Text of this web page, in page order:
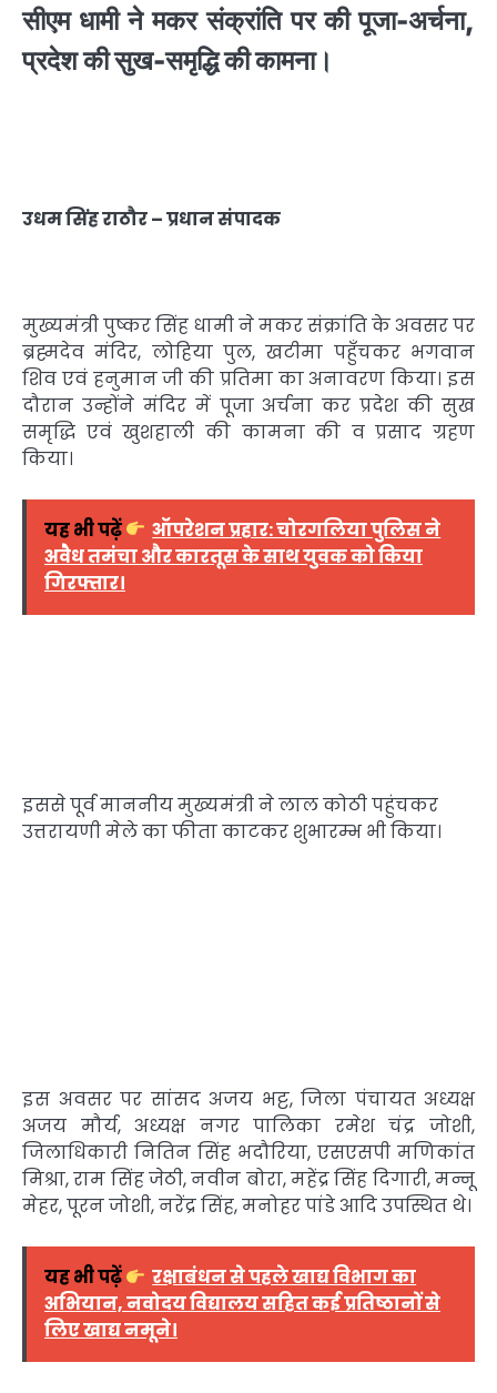
सीएम धामी ने मकर संक्रांति पर की पूजा-अर्चना,
प्रदेश की सुख-समृद्धि की कामना।
उधम सिंह राठौर – प्रधान संपादक
मुख्यमंत्री पुष्कर सिंह धामी ने मकर संक्रांति के अवसर पर
ब्रह्मदेव मंदिर, लोहिया पुल, खटीमा पहुँचकर भगवान
शिव एवं हनुमान जी की प्रतिमा का अनावरण किया। इस
दौरान उन्होंने मंदिर में पूजा अर्चना कर प्रदेश की सुख
समृद्धि एवं खुशहाली की कामना की व प्रसाद ग्रहण
किया।
यह भी पढ़ें
ऑपरेशन प्रहार: चोरगलिया पुलिस ने
अवैध तमंचा और कारतूस के साथ युवक को किया
गिरफ्तार।
इससे पूर्व माननीय मुख्यमंत्री ने लाल कोठी पहुंचकर
उत्तरायणी मेले का फीता काटकर शुभारम्भ भी किया।
इस अवसर पर सांसद अजय भट्ट, जिला पंचायत अध्यक्ष
अजय मौर्य, अध्यक्ष नगर पालिका रमेश चंद्र जोशी,
जिलाधिकारी नितिन सिंह भदौरिया, एसएसपी मणिकांत
मिश्रा, राम सिंह जेठी, नवीन बोरा, महेंद्र सिंह दिगारी, मन्नू
मेहर, पूरन जोशी, नरेंद्र सिंह, मनोहर पांडे आदि उपस्थित थे।
यह भी पढ़ें
रक्षाबंधन से पहले खाद्य विभाग का
अभियान, नवोदय विद्यालय सहित कई प्रतिष्ठानों से
लिए खाद्य नमूने।